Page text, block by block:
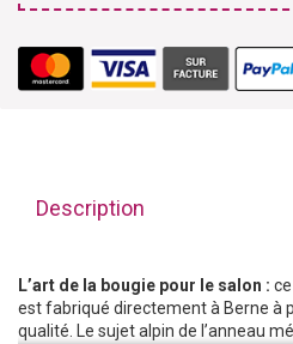
Description
L’art de la bougie pour le salon :
est fabriqué directement à Berne à
qualité. Le sujet alpin de l’anneau